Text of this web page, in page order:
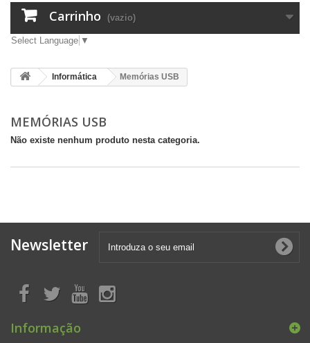
Carrinho (vazio)
Select Language ▼
Informática Memórias USB
MEMÓRIAS USB
Não existe nenhum produto nesta categoria.
Newsletter
Informação